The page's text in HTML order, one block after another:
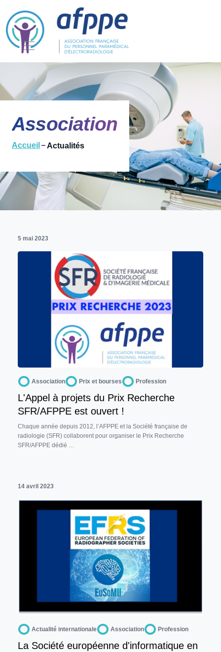
Association
Accueil Actualités
5 mai 2023
Association Prix et bourses Profession
L'Appel à projets du Prix Recherche
SFR/AFPPE est ouvert !
Chaque année depuis 2012, l’AFPPE et la Société française de
radiologie (SFR) collaborent pour organiser le Prix Recherche
SFR/AFPPE dédié …
14 avril 2023
Actualité internationale Association Profession
La Société européenne d'informatique en